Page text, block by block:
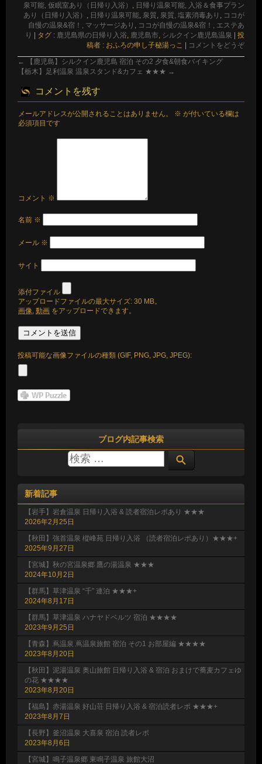
泉可能, 仮眠室あり（日帰り入浴） , 日帰り温泉可能, 入浴＆食事プラン
あり（日帰り入浴） , 日帰り温泉可能, 泉質, 泉質, 塩素消毒あり , ココが
自慢の温泉&宿！, マッサージあり , ココが自慢の温泉&宿！, エステあ
り | タグ : 鹿児島県の日帰り入浴, 鹿児島市, シルクイン鹿児島温泉 | 投
稿者 : おふろの申し子秘湯っこ | コメントをどうぞ
←
【鹿児島】シルクイン鹿児島 宿泊 その2 夕食&朝食バイキング
【栃木】足利温泉 温泉スタンド&カフェ ★★★ →
コメントを残す
メールアドレスが公開されることはありません。 ※ が付いている欄は
必須項目です
コメント ※
名前 ※
メール ※
サイト
添付ファイル
アップロードファイルの最大サイズ: 30 MB。
画像,動画 をアップロードできます。
投稿可能な画像ファイルの種類 (GIF, PNG, JPG, JPEG):
ブログ内記事検索
新着記事
【岩手】岩倉温泉 日帰り入浴 & 読者宿泊レポあり ★★★
2026年2月25日
【秋田】強首温泉 樅峰苑 日帰り入浴 （読者宿泊レポあり）★★★+
2025年9月27日
【宮城】秋の宮温泉郷 鷹の湯温泉 ★★★
2024年10月2日
【群馬】草津温泉 “千” 連泊 ★★★+
2024年8月17日
【群馬】草津温泉 ハナヤドベルツ 宿泊 ★★★★
2023年9月25日
【青森】蔦温泉 蔦温泉旅館 宿泊 その1 お部屋編 ★★★★
2023年8月20日
【秋田】泥湯温泉 奥山旅館 日帰り入浴 & 宿泊 おまけで蕎麦カフェゆ
の花 ★★★★
2023年8月20日
【福島】赤湯温泉 好山荘 日帰り入浴 & 宿泊読者レポ ★★★+
2023年8月7日
【長野】釜沼温泉 大喜泉 宿泊 読者レポ
2023年8月6日
【宮城】鳴子温泉郷 東鳴子温泉 旅館大沼